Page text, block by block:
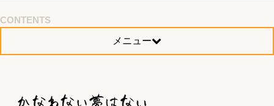
CONTENTS
メニュー